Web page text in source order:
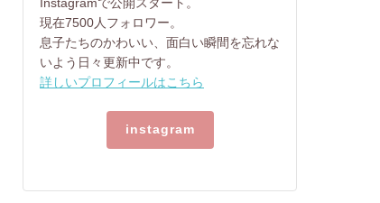
現在7500人フォロワー。
息子たちのかわいい、面白い瞬間を忘れな
いよう日々更新中です。
詳しいプロフィールはこちら
instagram